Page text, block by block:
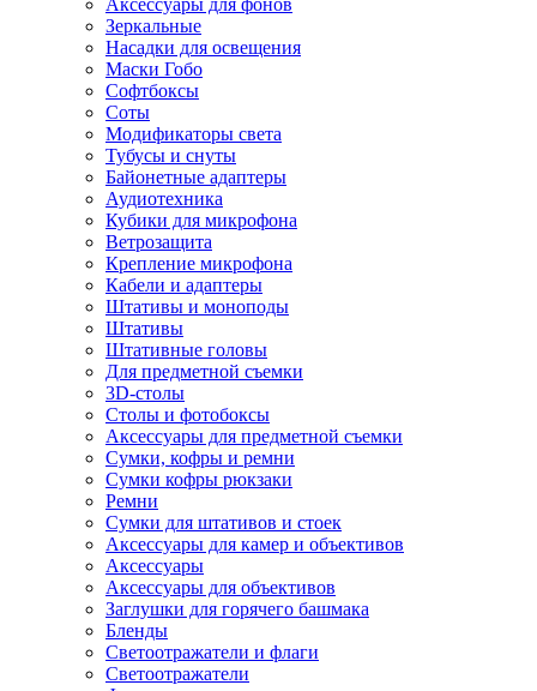
Аксессуары для фонов
Зеркальные
Насадки для освещения
Маски Гобо
Софтбоксы
Соты
Модификаторы света
Тубусы и снуты
Байонетные адаптеры
Аудиотехника
Кубики для микрофона
Ветрозащита
Крепление микрофона
Кабели и адаптеры
Штативы и моноподы
Штативы
Штативные головы
Для предметной съемки
3D-столы
Столы и фотобоксы
Аксессуары для предметной съемки
Сумки, кофры и ремни
Сумки кофры рюкзаки
Ремни
Сумки для штативов и стоек
Аксессуары для камер и объективов
Аксессуары
Аксессуары для объективов
Заглушки для горячего башмака
Бленды
Светоотражатели и флаги
Светоотражатели